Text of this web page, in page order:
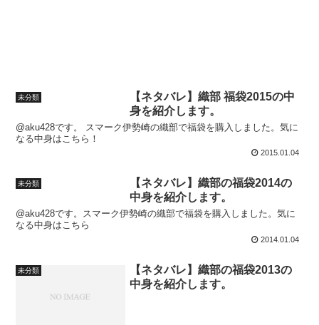
未分類
【ネタバレ】織部 福袋2015の中
身を紹介します。
@aku428です。 スマーク伊勢崎の織部で福袋を購入しました。気に
なる中身はこちら！
2015.01.04
未分類
【ネタバレ】織部の福袋2014の
中身を紹介します。
@aku428です。スマーク伊勢崎の織部で福袋を購入しました。気に
なる中身はこちら
2014.01.04
未分類
【ネタバレ】織部の福袋2013の
中身を紹介します。